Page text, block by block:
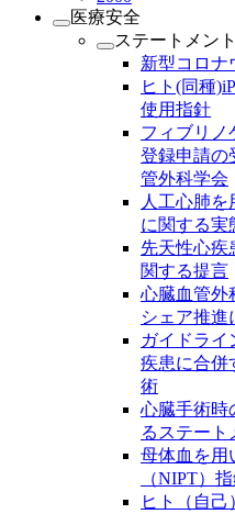
医療安全
ステートメント
新型コロナ
ヒト(同種
使用指針
フィブリノ
登録申請の
管外科学会
人工心肺
に関する実
先天性心疾
関する提言
心臓血管外
シェア推進
ガイドライ
疾患に合併
術
心臓手術時
るステート
母体血を用
（NIPT）
ヒト（自己